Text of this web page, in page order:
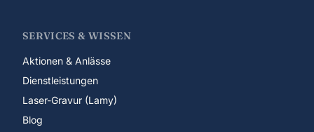
SERVICES & WISSEN
Aktionen & Anlässe
Dienstleistungen
Laser-Gravur (Lamy)
Blog